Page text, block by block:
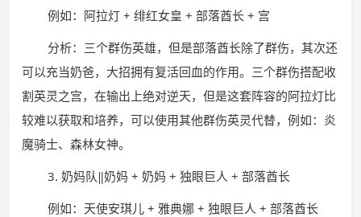
例如：阿拉灯 + 绯红女皇 + 部落酋长 + 宫
分析：三个群伤英雄，但是部落酋长除了群伤，其次还
可以充当奶爸，大招拥有复活回血的作用。三个群伤搭配收
割英灵之宫，在输出上绝对逆天，但是这套阵容的阿拉灯比
较难以获取和培养，可以使用其他群伤英灵代替，例如：炎
魔骑士、森林女神。
3. 奶妈队‖奶妈 + 奶妈 + 独眼巨人 + 部落酋长
例如：天使安琪儿 + 雅典娜 + 独眼巨人 + 部落酋长